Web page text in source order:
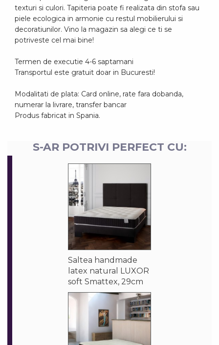
texturi si culori. Tapiteria poate fi realizata din stofa sau
piele ecologica in armonie cu restul mobilierului si
decoratiunilor. Vino la magazin sa alegi ce ti se
potriveste cel mai bine!
Termen de executie 4-6 saptamani
Transportul este gratuit doar in Bucuresti!
Modalitati de plata: Card online, rate fara dobanda,
numerar la livrare, transfer bancar
Produs fabricat in Spania.
S-AR POTRIVI PERFECT CU:
Saltea handmade
latex natural LUXOR
soft Smattex, 29cm